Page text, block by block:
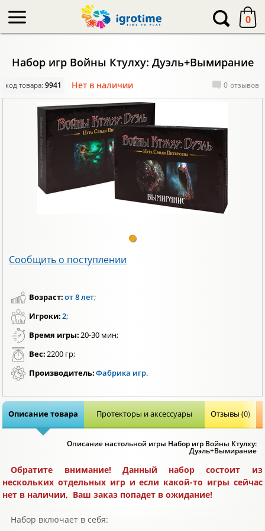
0
Набор игр Войны Ктулху: Дуэль+Вымирание
код товара:9941 Нет в наличии 0 отзывов
Сообщить о поступлении
Возраст:от 8 лет;
Игроки:2;
Время игры:20-30 мин;
Вес:2200 гр;
Производитель:Фабрика игр.
Описание товара Протекторы и аксессуары Отзывы (0)
Описание настольной игры Набор игр Войны Ктулху:
Дуэль+Вымирание
Обратите внимание! Данный набор состоит из
нескольких отдельных игр и если какой-то игры сейчас
нет в наличии, Ваш заказ попадет в ожидание!
Набор включает в себя: